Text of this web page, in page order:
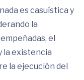
es casuística y
la
el
la existencia
la ejecución del